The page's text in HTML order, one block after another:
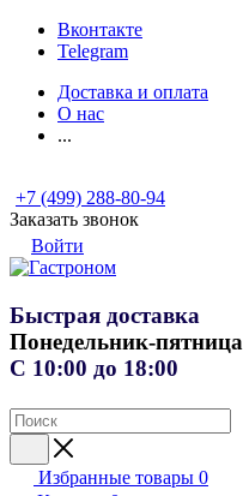
Вконтакте
Telegram
Доставка и оплата
О нас
...
+7 (499) 288-80-94
Заказать звонок
Войти
Быстрая доставка
Понедельник-пятница
С 10:00 до 18:00
Избранные товары 0